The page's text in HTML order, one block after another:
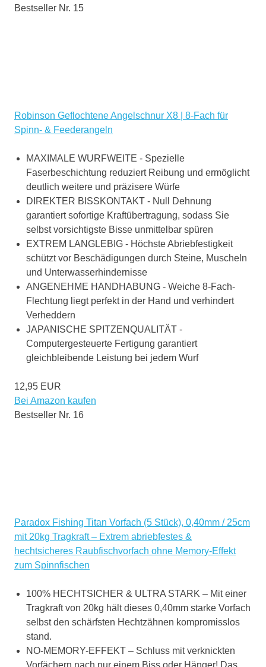
Bestseller Nr. 15
Robinson Geflochtene Angelschnur X8 | 8-Fach für
Spinn- & Feederangeln
MAXIMALE WURFWEITE - Spezielle
Faserbeschichtung reduziert Reibung und ermöglicht
deutlich weitere und präzisere Würfe
DIREKTER BISSKONTAKT - Null Dehnung
garantiert sofortige Kraftübertragung, sodass Sie
selbst vorsichtigste Bisse unmittelbar spüren
EXTREM LANGLEBIG - Höchste Abriebfestigkeit
schützt vor Beschädigungen durch Steine, Muscheln
und Unterwasserhindernisse
ANGENEHME HANDHABUNG - Weiche 8-Fach-
Flechtung liegt perfekt in der Hand und verhindert
Verheddern
JAPANISCHE SPITZENQUALITÄT -
Computergesteuerte Fertigung garantiert
gleichbleibende Leistung bei jedem Wurf
12,95 EUR
Bei Amazon kaufen
Bestseller Nr. 16
Paradox Fishing Titan Vorfach (5 Stück), 0,40mm / 25cm
mit 20kg Tragkraft – Extrem abriebfestes &
hechtsicheres Raubfischvorfach ohne Memory-Effekt
zum Spinnfischen
100% HECHTSICHER & ULTRA STARK – Mit einer
Tragkraft von 20kg hält dieses 0,40mm starke Vorfach
selbst den schärfsten Hechtzähnen kompromisslos
stand.
NO-MEMORY-EFFEKT – Schluss mit verknickten